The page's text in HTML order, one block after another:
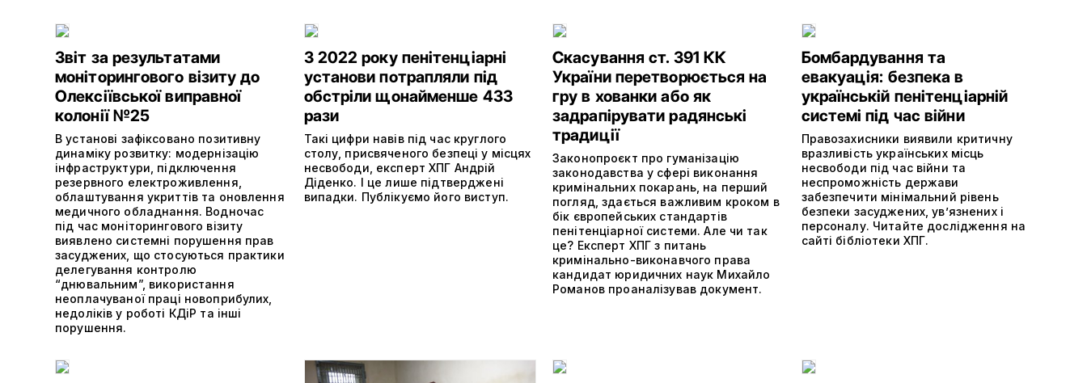
Звіт за результатами
моніторингового візиту до
Олексіївської виправної
колонії №25
В установі зафіксовано позитивну
динаміку розвитку: модернізацію
інфраструктури, підключення
резервного електроживлення,
облаштування укриттів та оновлення
медичного обладнання. Водночас
під час моніторингового візиту
виявлено системні порушення прав
засуджених, що стосуються практики
делегування контролю
“днювальним”, використання
неоплачуваної праці новоприбулих,
недоліків у роботі КДіР та інші
порушення.
З 2022 року пенітенціарні
установи потрапляли під
обстріли щонайменше 433
рази
Такі цифри навів під час круглого
столу, присвяченого безпеці у місцях
несвободи, експерт ХПГ Андрій
Діденко. І це лише підтверджені
випадки. Публікуємо його виступ.
Скасування ст. 391 КК
України перетворюється на
гру в хованки або як
задрапірувати радянські
традиції
Законопроєкт про гуманізацію
законодавства у сфері виконання
кримінальних покарань, на перший
погляд, здається важливим кроком в
бік європейських стандартів
пенітенціарної системи. Але чи так
це? Експерт ХПГ з питань
кримінально-виконавчого права
кандидат юридичних наук Михайло
Романов проаналізував документ.
Бомбардування та
евакуація: безпека в
українській пенітенціарній
системі під час війни
Правозахисники виявили критичну
вразливість українських місць
несвободи під час війни та
неспроможність держави
забезпечити мінімальний рівень
безпеки засуджених, ув’язнених і
персоналу. Читайте дослідження на
сайті бібліотеки ХПГ.